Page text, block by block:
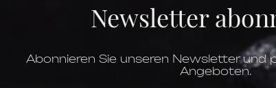
Newsletter
Abonnieren Sie unseren Newsletter und
Angeboten.